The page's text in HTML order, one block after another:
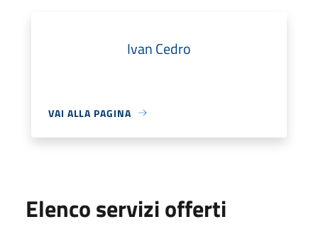
Ivan Cedro
VAI ALLA PAGINA
Elenco servizi offerti